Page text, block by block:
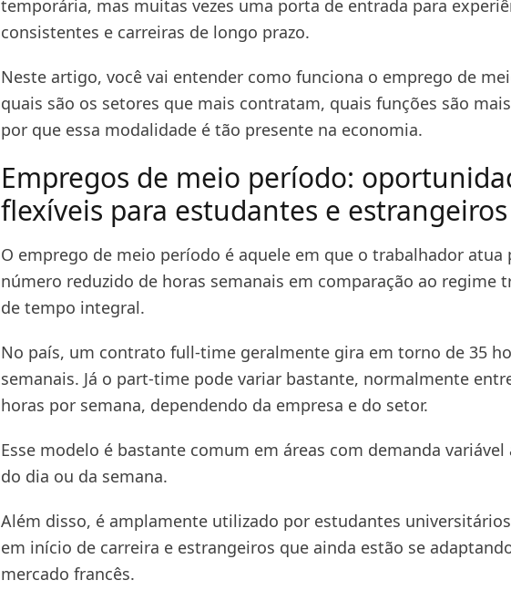
temporária, mas muitas vezes uma porta de entrada para
consistentes e carreiras de longo prazo.
Neste artigo, você vai entender como funciona o emprego de
quais são os setores que mais contratam, quais funções são
por que essa modalidade é tão presente na economia.
Empregos de meio período:
flexíveis para estudantes e estrangeiros
O emprego de meio período é aquele em que o trabalhador atua
número reduzido de horas semanais em comparação ao regime
de tempo integral.
No país, um contrato full-time geralmente gira em torno de 35
semanais. Já o part-time pode variar bastante, normalmente
horas por semana, dependendo da empresa e do setor.
Esse modelo é bastante comum em áreas com demanda variável
do dia ou da semana.
Além disso, é amplamente utilizado por estudantes
em início de carreira e estrangeiros que ainda estão se
mercado francês.